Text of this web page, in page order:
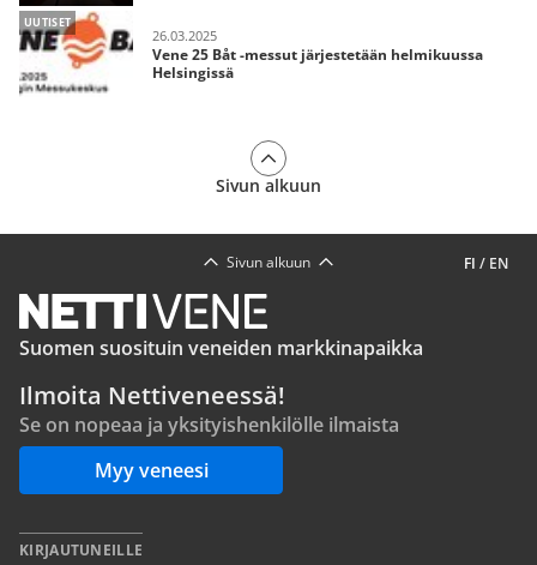
UUTISET
26.03.2025
Vene 25 Båt -messut järjestetään helmikuussa
Helsingissä
Sivun alkuun
FI / EN
Sivun alkuun
Suomen suosituin veneiden markkinapaikka
Ilmoita Nettiveneessä!
Se on nopeaa ja yksityishenkilölle ilmaista
Myy veneesi
KIRJAUTUNEILLE